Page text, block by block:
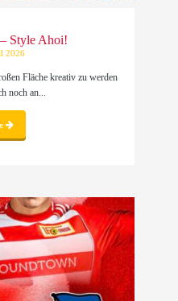
Style Ahoi!
2026
Fläche kreativ zu werden
noch an...